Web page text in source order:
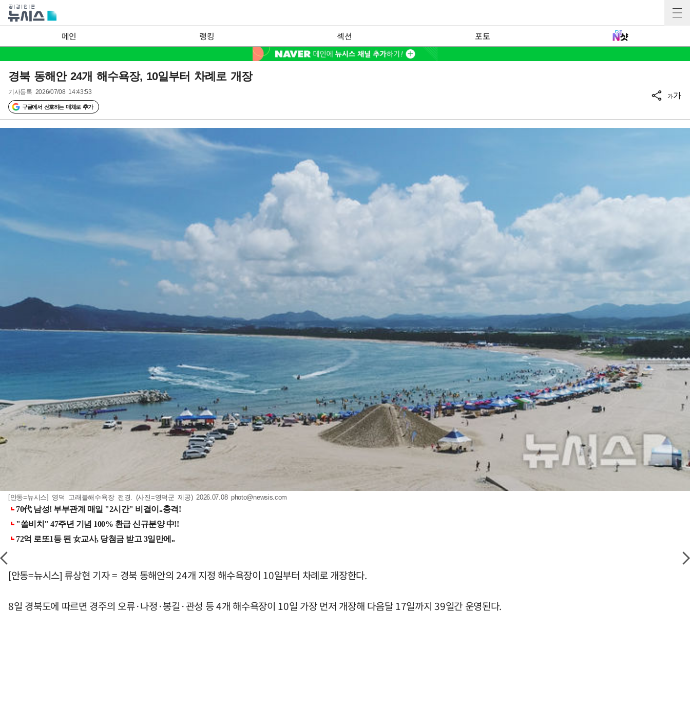
메인 랭킹 섹션 포토
경북 동해안 24개 해수욕장, 10일부터 차례로 개장
기사등록 2026/07/08 14:43:53
구글에서 선호하는 매체로 추가
가가
[안동=뉴시스] 영덕 고래불해수욕장 전경. (사진=영덕군 제공) 2026.07.08 photo@newsis.com
[안동=뉴시스] 류상현 기자 = 경북 동해안의 24개 지정 해수욕장이 10일부터 차례로 개장한다.
8일 경북도에 따르면 경주의 오류·나정·봉길·관성 등 4개 해수욕장이 10일 가장 먼저 개장해 다음달 17일까지 39일간 운영된다.